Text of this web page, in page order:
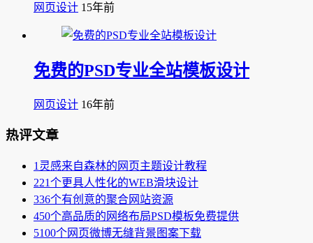
网页设计 15年前
免费的PSD专业全站模板设计
网页设计 16年前
热评文章
1 灵感来自森林的网页主题设计教程
221个更具人性化的WEB滑块设计
336个有创意的聚合网站资源
450个高品质的网络布局PSD模板免费提供
5100个网页微博无缝背景图案下载